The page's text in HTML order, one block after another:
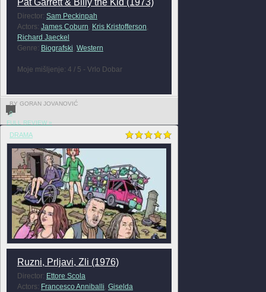
Director: Sam Peckinpah
Actors: James Coburn Kris Kristofferson
Richard Jaeckel
Genre: Biografski Western
Moje mišljenje: 4 / 5 - Vrlo Dobar
BY GORAN JOVANOVIĆ
0
FULL REVIEW »
DRAMA
Ruzni, Prljavi, Zli (1976)
Director: Ettore Scola
Actors: Francesco Anniballi Giselda